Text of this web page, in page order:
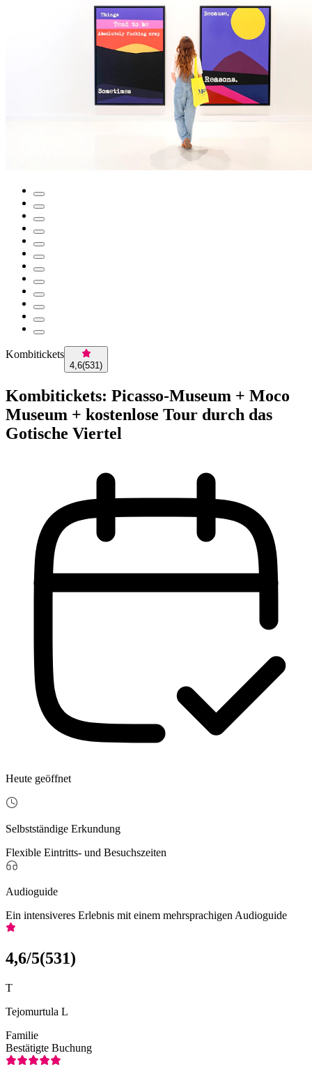
Kombitickets
4,6(531)
Kombitickets: Picasso-Museum + Moco
Museum + kostenlose Tour durch das
Gotische Viertel
Heute geöffnet
Selbstständige Erkundung
Flexible Eintritts- und Besuchszeiten
Audioguide
Ein intensiveres Erlebnis mit einem mehrsprachigen Audioguide
4,6/5(531)
T
Tejomurtula L
Familie
Bestätigte Buchung